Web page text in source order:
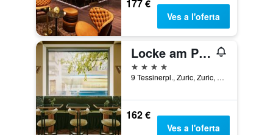
177 €
Ves a l'oferta
Locke am Platz Zurich
4 estrelles
9 Tessinerpl., Zuric, Zuric, Suïssa
162 €
Ves a l'oferta